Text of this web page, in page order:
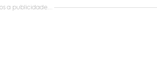
a publicidade….